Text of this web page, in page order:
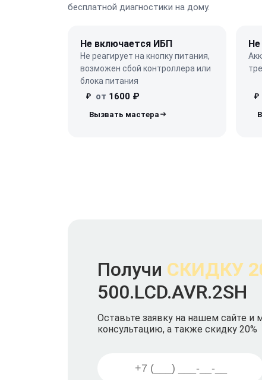
бесплатной диагностики на дому.
Не включается ИБП
Не реагирует на кнопку питания,
возможен сбой контроллера или
блока питания
₽ от 1600 ₽ ₽
Получи СКИДКУ
500.LCD.AVR.2SH
Оставьте заявку на нашем сайте
консультацию, а также скидку 20%